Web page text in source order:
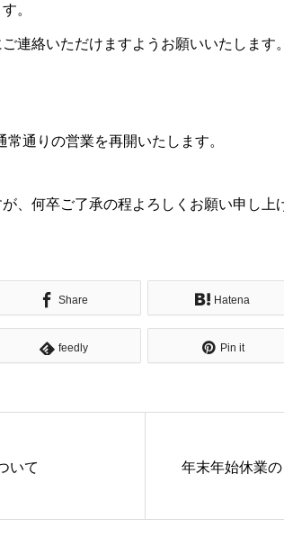
。
連絡いただけますようお願いいたします。
通りの営業を再開いたします。
、何卒ご了承の程よろしくお願い申し上
Share Hatena
feedly Pin it
いて 年末年始休業